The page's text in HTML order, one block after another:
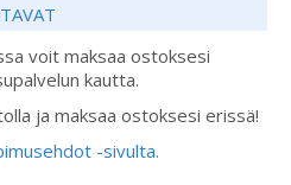
voit maksaa ostoksesi
kautta.
ja maksaa ostoksesi erissä!
-sivulta.